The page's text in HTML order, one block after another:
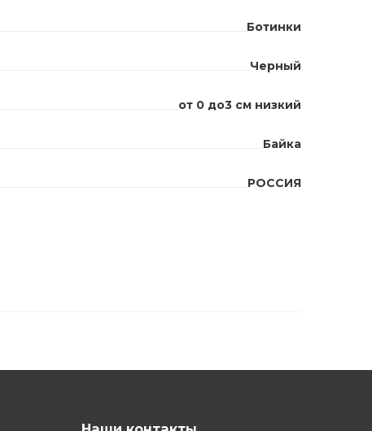
Ботинки
Черный
от 0 до3 см низкий
Байка
РОССИЯ